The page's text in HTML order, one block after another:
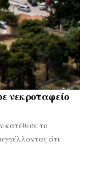
νεκροταφείο
το
ότι